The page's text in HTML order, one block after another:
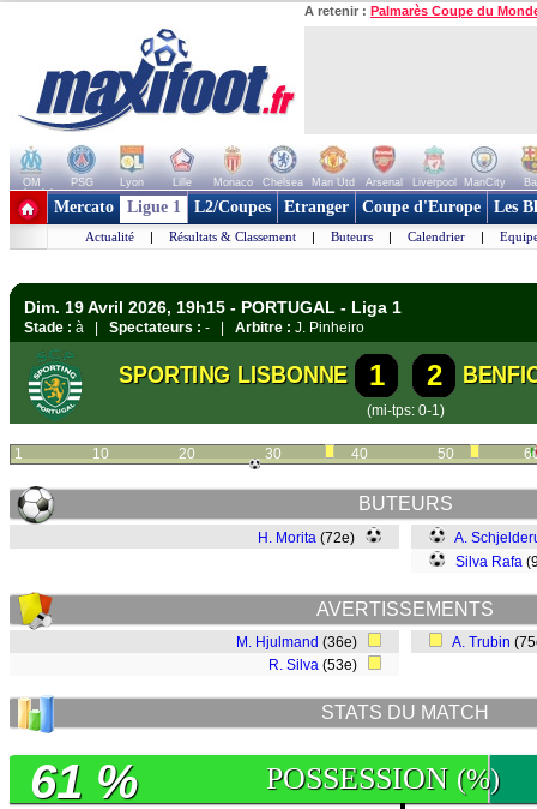
A retenir : Palmarès Coupe du
OM PSG Lyon Lille Monaco Chelsea Man Utd Arsenal Liverpool ManCity
+ de clubs
Mercato Ligue 1 L2/Coupes Etranger Coupe d'Europe Les
Actualité | Résultats & Classement | Buteurs | Calendrier |
Dim. 19 Avril 2026, 19h15 - PORTUGAL - Liga 1
Stade : à | Spectateurs : - | Arbitre : J. Pinheiro
SPORTING LISBONNE 1 2
(mi-tps: 0-1)
1 10 20 30 40 50
BUTEURS
H. Morita (72e)
A.
Silva Rafa
AVERTISSEMENTS
M. Hjulmand (36e)
R. Silva (53e)
A. Trubin
STATS DU MATCH
POSSESSION (%)
61 %